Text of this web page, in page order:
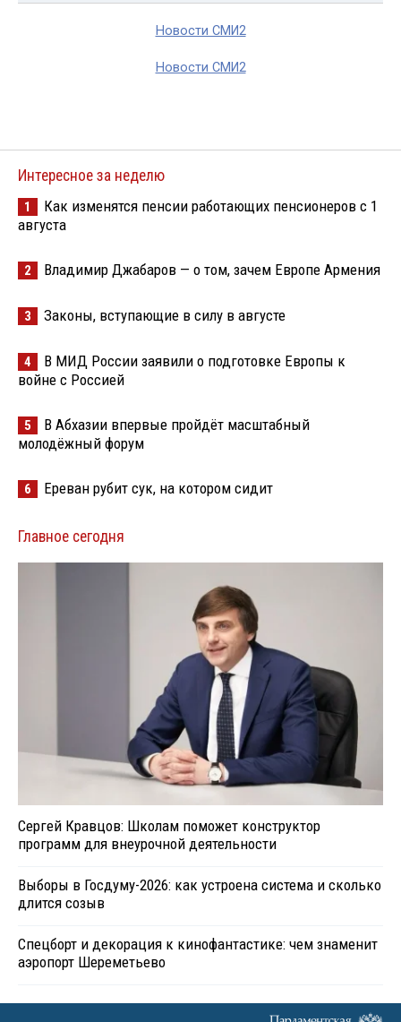
Новости СМИ2
Новости СМИ2
Интересное за неделю
1
Как изменятся пенсии работающих пенсионеров с 1
августа
2 Владимир Джабаров — о том, зачем Европе Армения
3 Законы, вступающие в силу в августе
4
В МИД России заявили о подготовке Европы к
войне с Россией
5
В Абхазии впервые пройдёт масштабный
молодёжный форум
6 Ереван рубит сук, на котором сидит
Главное сегодня
Сергей Кравцов: Школам поможет конструктор
программ для внеурочной деятельности
Выборы в Госдуму-2026: как устроена система и сколько
длится созыв
Спецборт и декорация к кинофантастике: чем знаменит
аэропорт Шереметьево